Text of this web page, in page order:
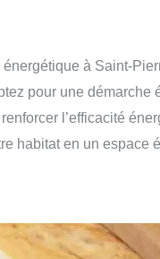
énergétique à Saint-
pour une
l’efficacité
habitat en un